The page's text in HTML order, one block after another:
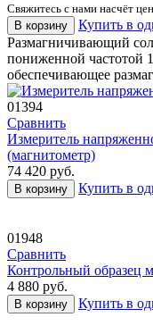
Свяжитесь с нами насчёт
В корзину
Купить в
Размагничивающий
пониженной частотой
обеспечивающее
01394
Сравнить
Измеритель
(магнитометр)
74 420 руб.
В корзину Купить в
01948
Сравнить
Контрольный
4 880 руб.
В корзину Купить в